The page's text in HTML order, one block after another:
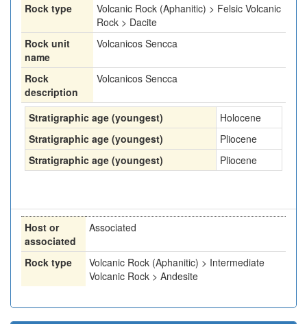
Rock type
Volcanic Rock (Aphanitic) > Felsic Volcanic
Rock > Dacite
Rock unit
name
Volcanicos Sencca
Rock
description
Volcanicos Sencca
Stratigraphic age (youngest)
Holocene
Stratigraphic age (youngest)
Pliocene
Stratigraphic age (youngest)
Pliocene
Host or
associated
Associated
Rock type
Volcanic Rock (Aphanitic) > Intermediate
Volcanic Rock > Andesite